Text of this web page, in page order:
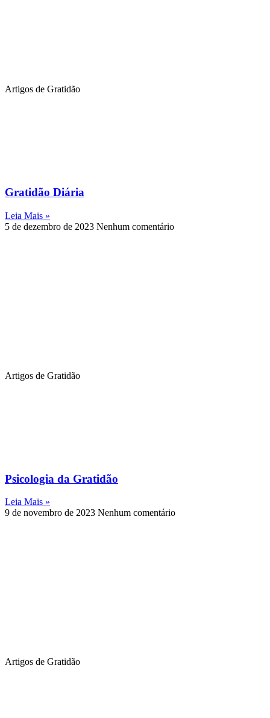
Artigos de Gratidão
Gratidão Diária
Leia Mais »
5 de dezembro de 2023 Nenhum comentário
Artigos de Gratidão
Psicologia da Gratidão
Leia Mais »
9 de novembro de 2023 Nenhum comentário
Artigos de Gratidão